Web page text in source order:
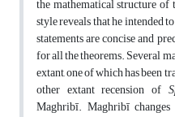
the mathematical structure
style reveals that he intended
statements are concise and
for all the theorems. Several
extant, one of which has been
other extant recension of
Maghribī. Maghribī